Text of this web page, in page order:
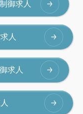
御求人
人
求人